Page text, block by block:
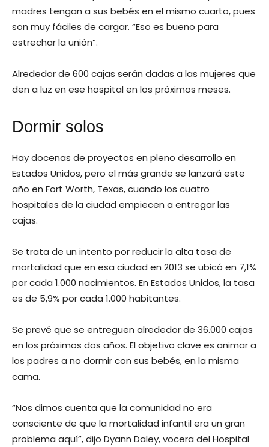
madres tengan a sus bebés en el mismo cuarto, pues
son muy fáciles de cargar. “Eso es bueno para
estrechar la unión”.
Alrededor de 600 cajas serán dadas a las mujeres que
den a luz en ese hospital en los próximos meses.
Dormir solos
Hay docenas de proyectos en pleno desarrollo en
Estados Unidos, pero el más grande se lanzará este
año en Fort Worth, Texas, cuando los cuatro
hospitales de la ciudad empiecen a entregar las
cajas.
Se trata de un intento por reducir la alta tasa de
mortalidad que en esa ciudad en 2013 se ubicó en 7,1%
por cada 1.000 nacimientos. En Estados Unidos, la tasa
es de 5,9% por cada 1.000 habitantes.
Se prevé que se entreguen alrededor de 36.000 cajas
en los próximos dos años. El objetivo clave es animar a
los padres a no dormir con sus bebés, en la misma
cama.
“Nos dimos cuenta que la comunidad no era
consciente de que la mortalidad infantil era un gran
problema aquí”, dijo Dyann Daley, vocera del Hospital